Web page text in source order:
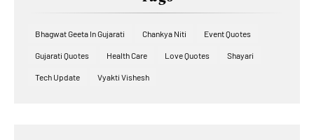
Bhagwat Geeta In Gujarati Chankya Niti Event Quotes
Gujarati Quotes Health Care Love Quotes Shayari
Tech Update Vyakti Vishesh